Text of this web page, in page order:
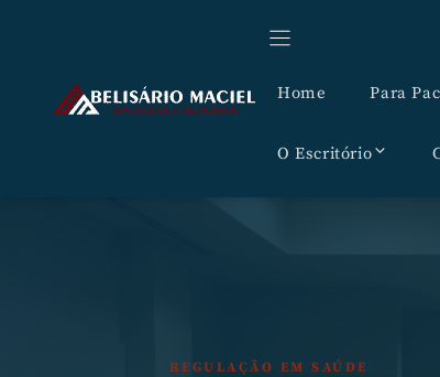
conteúdo
Home Para
O Escritório
REGULAÇÃO EM SAÚDE